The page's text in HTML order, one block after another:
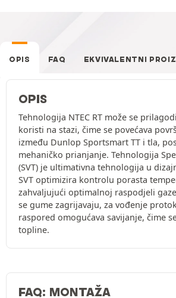
OPIS FAQ EKVIVALENTNI
OPIS
Tehnologija NTEC RT može se
koristi na stazi, čime se povećava
između Dunlop Sportsmart TT i tla,
mehaničko prianjanje. Tehnologija
(SVT) je ultimativna tehnologija u
SVT optimizira kontrolu porasta
zahvaljujući optimalnoj raspodjeli
se gume zagrijavaju, za vođenje
raspored omogućava savijanje, čime
topline.
FAQ: MONTAŽA